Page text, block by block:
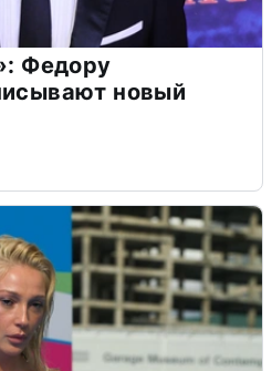
Федору
новый